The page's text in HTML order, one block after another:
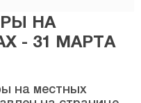
НА
- 31 МАРТА
на местных